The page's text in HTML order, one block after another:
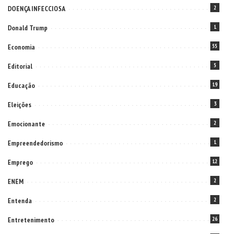
DOENÇA INFECCIOSA 2
Donald Trump 1
Economia 55
Editorial 5
Educação 19
Eleições 3
Emocionante 2
Empreendedorismo 1
Emprego 12
ENEM 2
Entenda 2
Entretenimento 26